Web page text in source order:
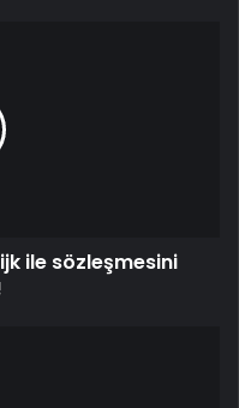
ile sözleşmesini